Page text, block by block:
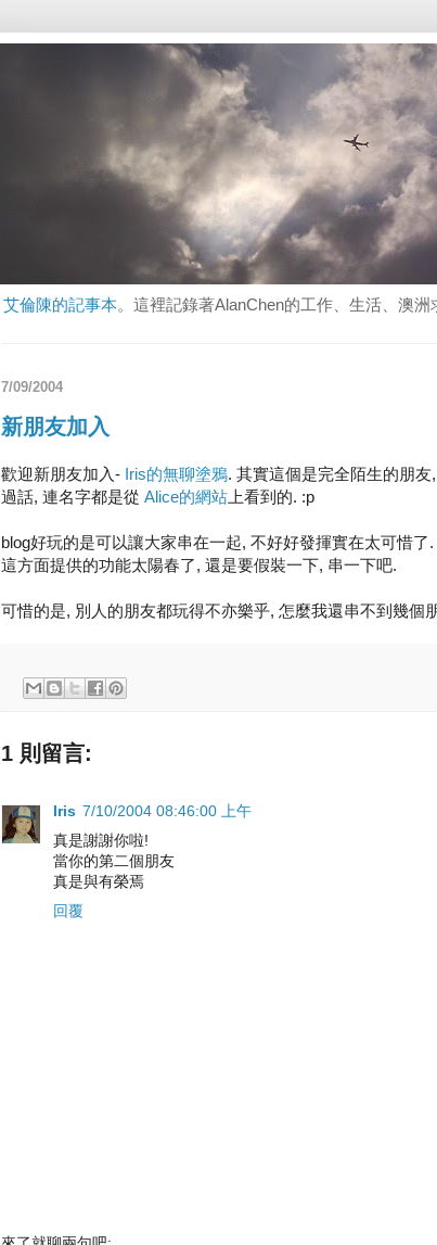
艾倫陳的記事本。這裡記錄著AlanChen的工作、生活、澳洲
7/09/2004
新朋友加入
歡迎新朋友加入- Iris的無聊塗鴉. 其實這個是完全陌生的朋友
過話, 連名字都是從 Alice的網站 上看到的. :p
blog好玩的是可以讓大家串在一起, 不好好發揮實在太可惜了.
這方面提供的功能太陽春了, 還是要假裝一下, 串一下吧.
可惜的是, 別人的朋友都玩得不亦樂乎, 怎麼我還串不到幾個
1 則留言:
Iris 7/10/2004 08:46:00 上午
真是謝謝你啦!
當你的第二個朋友
真是與有榮焉
回覆